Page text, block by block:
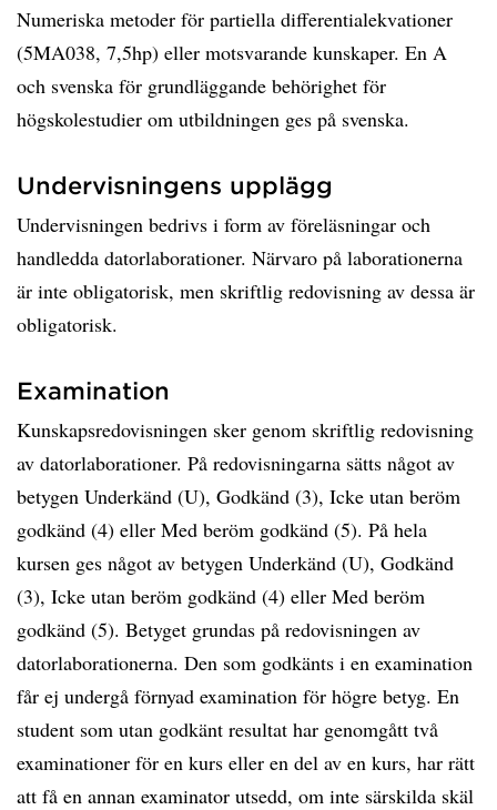
Numeriska metoder för partiella differentialekvationer
(5MA038, 7,5hp) eller motsvarande kunskaper. En A
och svenska för grundläggande behörighet för
högskolestudier om utbildningen ges på svenska.
Undervisningens upplägg
Undervisningen bedrivs i form av föreläsningar och
handledda datorlaborationer. Närvaro på laborationerna
är inte obligatorisk, men skriftlig redovisning av dessa är
obligatorisk.
Examination
Kunskapsredovisningen sker genom skriftlig redovisning
av datorlaborationer. På redovisningarna sätts något av
betygen Underkänd (U), Godkänd (3), Icke utan beröm
godkänd (4) eller Med beröm godkänd (5). På hela
kursen ges något av betygen Underkänd (U), Godkänd
(3), Icke utan beröm godkänd (4) eller Med beröm
godkänd (5). Betyget grundas på redovisningen av
datorlaborationerna. Den som godkänts i en examination
får ej undergå förnyad examination för högre betyg. En
student som utan godkänt resultat har genomgått två
examinationer för en kurs eller en del av en kurs, har rätt
att få en annan examinator utsedd, om inte särskilda skäl